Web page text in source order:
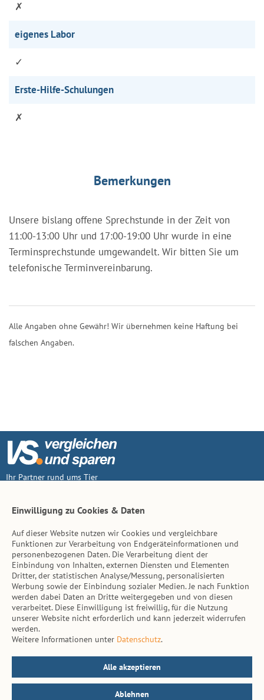
✗
eigenes Labor
✓
Erste-Hilfe-Schulungen
✗
Bemerkungen
Unsere bislang offene Sprechstunde in der Zeit von
11:00-13:00 Uhr und 17:00-19:00 Uhr wurde in eine
Terminsprechstunde umgewandelt. Wir bitten Sie um
telefonische Terminvereinbarung.
Alle Angaben ohne Gewähr! Wir übernehmen keine Haftung bei
falschen Angaben.
Ihr Partner rund ums Tier
Inhalt
Tierarzt-Suche
Hinweise
AGB
Impressum
Datenschutz
Kontakt
Einwilligung zu Cookies & Daten
Auf dieser Website nutzen wir Cookies und vergleichbare
Funktionen zur Verarbeitung von Endgeräteinformationen und
personenbezogenen Daten. Die Verarbeitung dient der
Einbindung von Inhalten, externen Diensten und Elementen
Dritter, der statistischen Analyse/Messung, personalisierten
Werbung sowie der Einbindung sozialer Medien. Je nach Funktion
werden dabei Daten an Dritte weitergegeben und von diesen
verarbeitet. Diese Einwilligung ist freiwillig, für die Nutzung
unserer Website nicht erforderlich und kann jederzeit widerrufen
werden.
Weitere Informationen unter Datenschutz.
Alle akzeptieren
Ablehnen